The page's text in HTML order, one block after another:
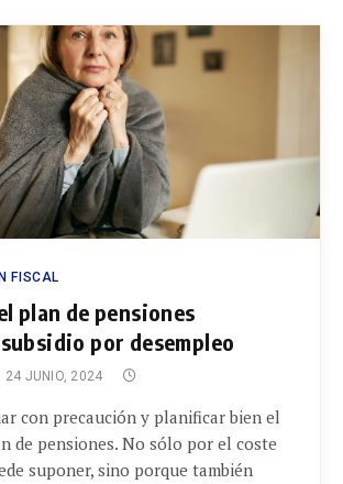
FISCAL
plan de pensiones
por desempleo
24 JUNIO, 2024
con precaución y planificar bien el
de pensiones. No sólo por el coste
suponer, sino porque también